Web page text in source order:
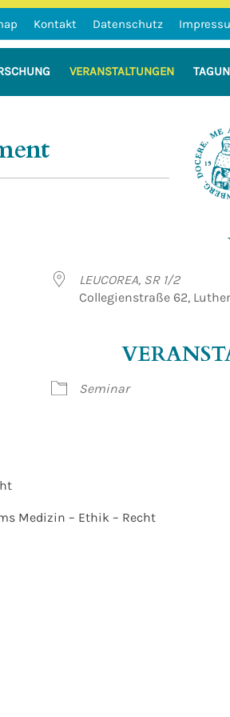
Kontakt Datenschutz
VERANSTALTUNGEN
Universität
Office 365
LEUCOREA, SR 1/2
Collegienstraße 62,
Seminar
Medizin – Ethik – Recht